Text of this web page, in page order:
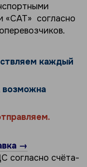
«САТ» согласно
каждый
возможна
→
согласно счёта-